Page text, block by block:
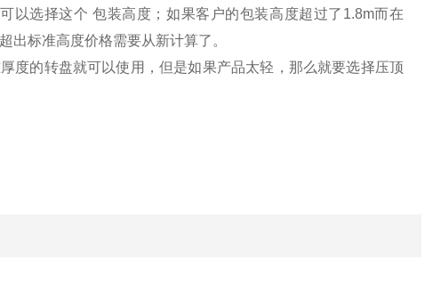
以选择这个 包装高度；如果客户的包装高度超过了1.8m而在
出标准高度价格需要从新计算了。
度的转盘就可以使用，但是如果产品太轻，那么就要选择压顶